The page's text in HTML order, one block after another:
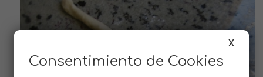
X
Consentimiento de Cookies